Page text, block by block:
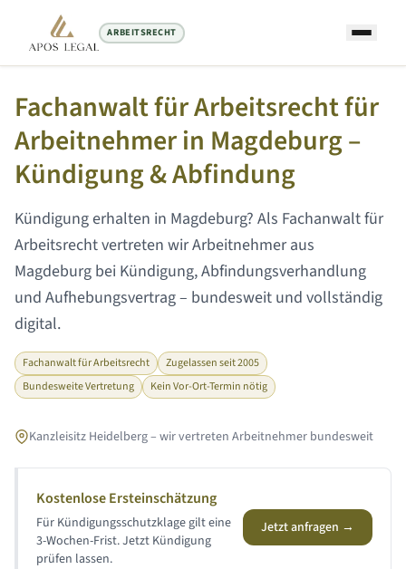
ARBEITSRECHT
Startseite/Arbeitsrecht Anwalt
Fachanwalt für Arbeitsrecht für
Arbeitnehmer in Magdeburg–
Kündigung & Abfindung
Kündigung erhalten in Magdeburg? Als Fachanwalt für
Arbeitsrecht vertreten wir Arbeitnehmer aus
Magdeburg bei Kündigung, Abfindungsverhandlung
und Aufhebungsvertrag – bundesweit und vollständig
digital.
Fachanwalt für Arbeitsrecht
Zugelassen seit 2005
Bundesweite Vertretung
Kein Vor-Ort-Termin nötig
Kanzleisitz Heidelberg – wir vertreten Arbeitnehmer bundesweit
Kostenlose Ersteinschätzung
Für Kündigungsschutzklage gilt eine
3-Wochen-Frist. Jetzt Kündigung
prüfen lassen.
Jetzt anfragen →